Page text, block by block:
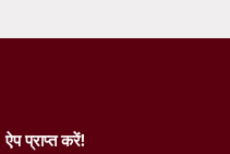
ऐप प्राप्त करें!